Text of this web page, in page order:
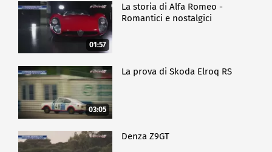
01:57
La storia di Alfa Romeo -
Romantici e nostalgici
03:05
La prova di Skoda Elroq RS
Denza Z9GT